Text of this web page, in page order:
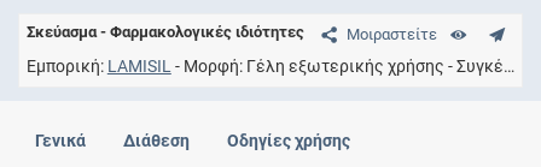
Μοιραστείτε
Σκεύασμα - Φαρμακολογικές ιδιότητες
Εμπορική LAMISIL Μορφή Γέλη εξωτερικής χρήσης Συγκέντρωση
Γενικά Διάθεση Οδηγίες χρήσης